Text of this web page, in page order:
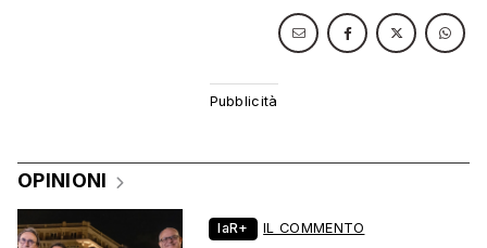
OPINIONI
laR+ IL COMMENTO